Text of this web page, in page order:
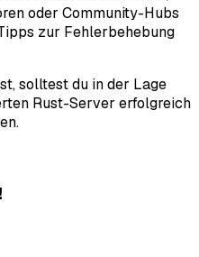
oder Community-Hubs
zur Fehlerbehebung
solltest du in der Lage
Rust-Server erfolgreich